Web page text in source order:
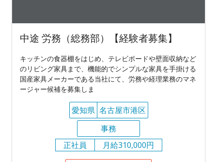
中途 労務（総務部）【経験者募集】
キッチンの食器棚をはじめ、テレビボードや壁面収納など
のリビング家具まで、機能的でシンプルな家具を手掛ける
国産家具メーカーである当社にて、労務や経理業務のマネ
ージャー候補を募集しま
愛知県 名古屋市港区
事務
正社員
月給310,000円